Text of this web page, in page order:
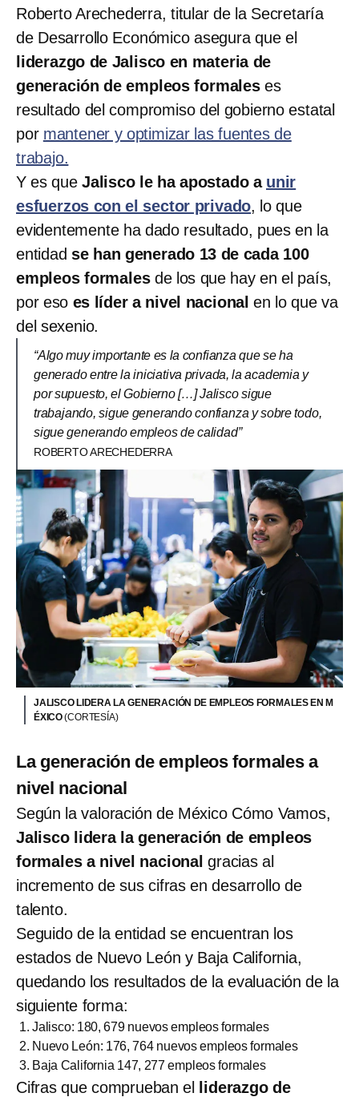
Roberto Arechederra, titular de la Secretaría
de Desarrollo Económico asegura que el
liderazgo de Jalisco en materia de
generación de empleos formaleses
resultado del compromiso del gobierno estatal
por mantener y optimizar las fuentes de
trabajo.
Y es queJalisco le ha apostado a unir
esfuerzos con el sector privado, lo que
evidentemente ha dado resultado, pues en la
entidad se han generado 13 de cada 100
empleos formalesde los que hay en el país,
por eso es líder a nivel nacional en lo que va
del sexenio.
“Algo muy importante es la confianza que se ha
generado entre la iniciativa privada, la academia y
por supuesto, el Gobierno […] Jalisco sigue
trabajando, sigue generando confianza y sobre todo,
sigue generando empleos de calidad”
ROBERTO ARECHEDERRA
JALISCO LIDERA LA GENERACIÓN DE EMPLEOS FORMALES EN M
ÉXICO(CORTESÍA)
La generación de empleos formales a
nivel nacional
Según la valoración de México Cómo Vamos,
Jalisco lidera la generación de empleos
formales a nivel nacionalgracias al
incremento de sus cifras en desarrollo de
talento.
Seguido de la entidad se encuentran los
estados de Nuevo León y Baja California,
quedando los resultados de la evaluación de la
siguiente forma:
Jalisco: 180, 679 nuevos empleos formales
Nuevo León: 176, 764 nuevos empleos formales
Baja California 147, 277 empleos formales
Cifras que comprueban el liderazgo de